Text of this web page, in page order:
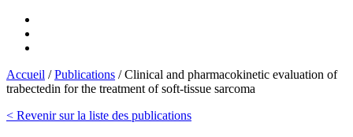
Accueil /Publications /Clinical and pharmacokinetic evaluation of
trabectedin for the treatment of soft-tissue sarcoma
< Revenir sur la liste des publications